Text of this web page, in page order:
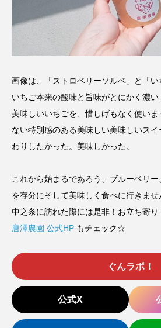
画像は、「ストロベリーソルベ」と「い
いちご本来の酸味と旨味がとにかく濃
美味しいいちごを、惜しげもなく使い
ない特別感のある美味しい美味しいス
わりしたかった。美味しかった。
これから始まるであろう、ブルーベリ
を存分にそして美味しく食べに行きませ
中之条に訪れた際には是非！お立ち寄り
唐澤農園 公式HP もチェック☆
ぐんラボ！
公式X